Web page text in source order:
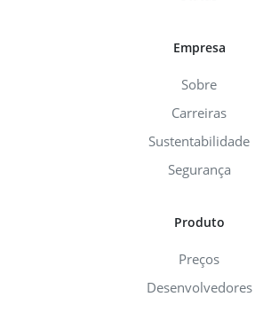
Empresa
Sobre
Carreiras
Sustentabilidade
Segurança
Produto
Preços
Desenvolvedores